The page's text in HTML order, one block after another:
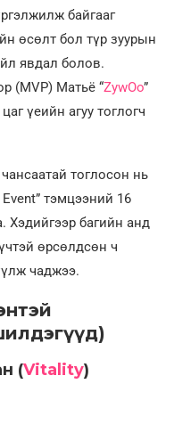
байгааг
өсөлт бол түр зуурын
явдал болов.
(MVP) Матьё “ZywOo”
үеийн агуу тоглогч
тоглосон нь
тэмцээний 16
Хэдийгээр багийн анд
өрсөлдсөн ч
чаджээ.
(Vitality)